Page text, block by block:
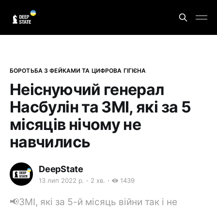
БОРОТЬБА З ФЕЙКАМИ ТА ЦИФРОВА ГІГІЄНА
Неіснуючий генерал
Насбулін та ЗМІ, які за 5
місяців нічому не
навчились
DeepState
13 лип 2022 р. 2 хв. 1439
📢ЗМІ, які за 5-й місяць війни так і не